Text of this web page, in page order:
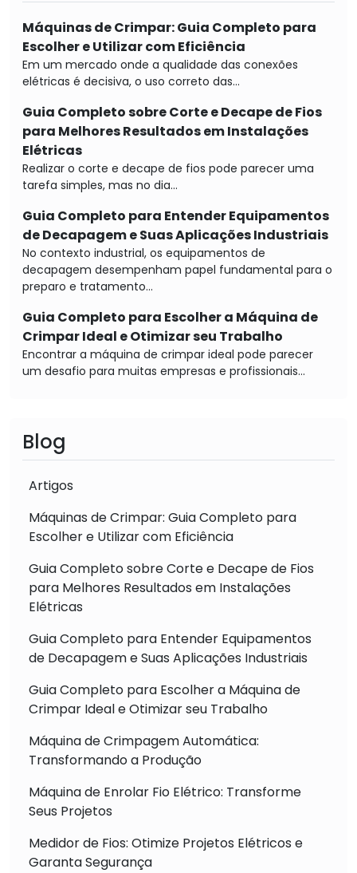
Máquinas de Crimpar: Guia Completo para
Escolher e Utilizar com Eficiência
Em um mercado onde a qualidade das conexões
elétricas é decisiva, o uso correto das...
Guia Completo sobre Corte e Decape de Fios
para Melhores Resultados em Instalações
Elétricas
Realizar o corte e decape de fios pode parecer uma
tarefa simples, mas no dia...
Guia Completo para Entender Equipamentos
de Decapagem e Suas Aplicações Industriais
No contexto industrial, os equipamentos de
decapagem desempenham papel fundamental para o
preparo e tratamento...
Guia Completo para Escolher a Máquina de
Crimpar Ideal e Otimizar seu Trabalho
Encontrar a máquina de crimpar ideal pode parecer
um desafio para muitas empresas e profissionais...
Blog
Artigos
Máquinas de Crimpar: Guia Completo para
Escolher e Utilizar com Eficiência
Guia Completo sobre Corte e Decape de Fios
para Melhores Resultados em Instalações
Elétricas
Guia Completo para Entender Equipamentos
de Decapagem e Suas Aplicações Industriais
Guia Completo para Escolher a Máquina de
Crimpar Ideal e Otimizar seu Trabalho
Máquina de Crimpagem Automática:
Transformando a Produção
Máquina de Enrolar Fio Elétrico: Transforme
Seus Projetos
Medidor de Fios: Otimize Projetos Elétricos e
Garanta Segurança